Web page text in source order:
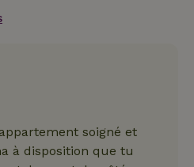
soigné et
à disposition que tu